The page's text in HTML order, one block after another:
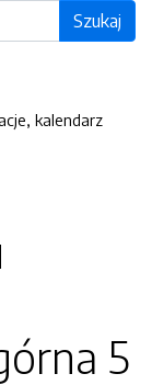
Szukaj
kalendarz
5